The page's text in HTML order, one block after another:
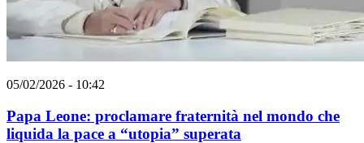
05/02/2026 - 10:42
Papa Leone: proclamare fraternità nel mondo che
liquida la pace a “utopia” superata